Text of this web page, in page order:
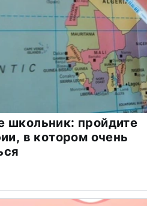
школьник: пройдите
в котором очень